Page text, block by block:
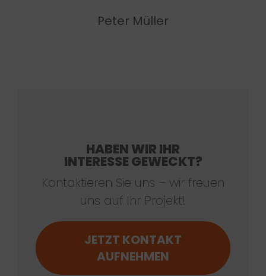
Peter Müller
HABEN WIR IHR
INTERESSE GEWECKT?
Kontaktieren Sie uns – wir freuen
uns auf Ihr Projekt!
JETZT KONTAKT
AUFNEHMEN